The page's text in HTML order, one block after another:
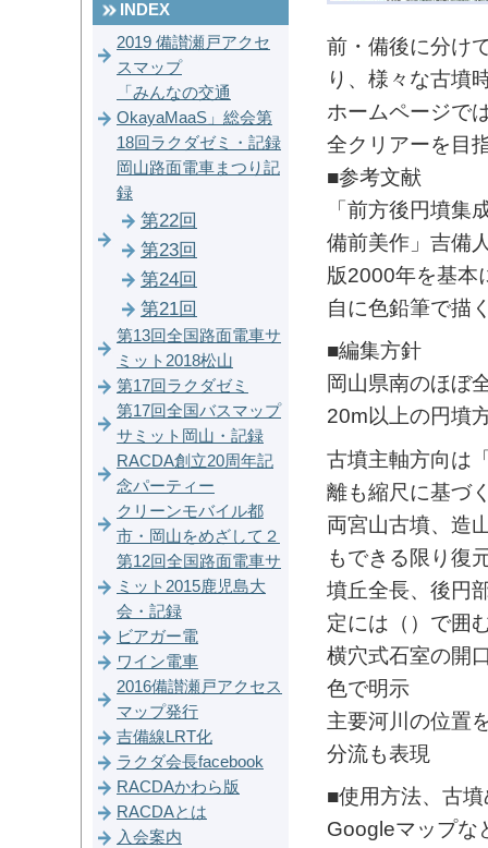
前・備後に分け
り、様々な古墳
ホームページで
全クリアーを目
■参考文献
「前方後円墳集
備前美作」吉備
版2000年を基本
自に色鉛筆で描
■編集方針
岡山県南のほぼ
20m以上の円墳
古墳主軸方向は
離も縮尺に基づ
両宮山古墳、造
もできる限り復
墳丘全長、後円
定には（）で囲
横穴式石室の開
色で明示
主要河川の位置
分流も表現
■使用方法、古
Googleマップな
INDEX
2019 備讃瀬戸アクセ
スマップ
「みんなの交通
OkayaMaaS」総会第
18回ラクダゼミ・記録
岡山路面電車まつり記
録
第22回
第23回
第24回
第21回
第13回全国路面電車サ
ミット2018松山
第17回ラクダゼミ
第17回全国バスマップ
サミット岡山・記録
RACDA創立20周年記
念パーティー
クリーンモバイル都
市・岡山をめざして２
第12回全国路面電車サ
ミット2015鹿児島大
会・記録
ビアガー電
ワイン電車
2016備讃瀬戸アクセス
マップ発行
吉備線LRT化
ラクダ会長facebook
RACDAかわら版
RACDAとは
入会案内